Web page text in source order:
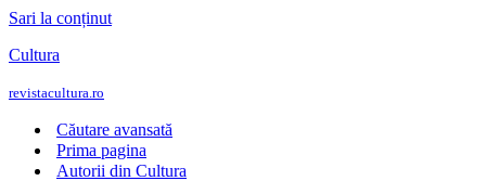
Sari la conținut
Cultura
revistacultura.ro
Căutare avansată
Prima pagina
Autorii din Cultura